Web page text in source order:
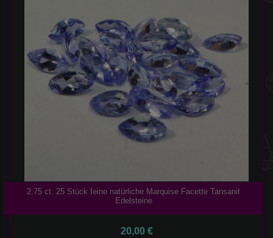
2.75 ct. 25 Stück feine natürliche Marquise Facette Tansanit
Edelsteine
20,00 €